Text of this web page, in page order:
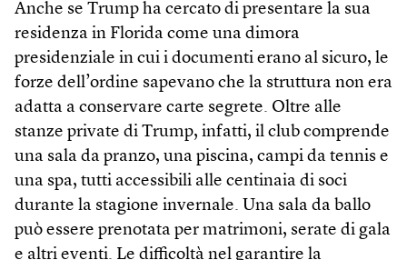
Anche se Trump ha cercato di presentare la sua
residenza in Florida come una dimora
presidenziale in cui i documenti erano al sicuro, le
forze dell’ordine sapevano che la struttura non era
adatta a conservare carte segrete. Oltre alle
stanze private di Trump, infatti, il club comprende
una sala da pranzo, una piscina, campi da tennis e
una spa, tutti accessibili alle centinaia di soci
durante la stagione invernale. Una sala da ballo
può essere prenotata per matrimoni, serate di gala
e altri eventi. Le difficoltà nel garantire la